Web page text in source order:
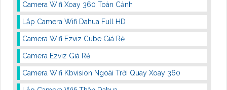
Camera Wifi Xoay 360 Toàn Cảnh
Lắp Camera Wifi Dahua Full HD
Camera Wifi Ezviz Cube Giá Rẻ
Camera Ezviz Giá Rẻ
Camera Wifi Kbvision Ngoài Trời Quay Xoay 360